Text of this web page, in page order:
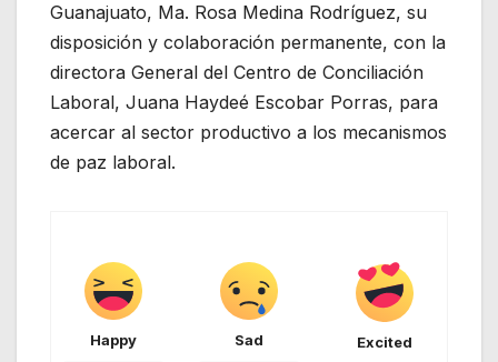
Guanajuato, Ma. Rosa Medina Rodríguez, su
disposición y colaboración permanente, con la
directora General del Centro de Conciliación
Laboral, Juana Haydeé Escobar Porras, para
acercar al sector productivo a los mecanismos
de paz laboral.
Happy Sad Excited